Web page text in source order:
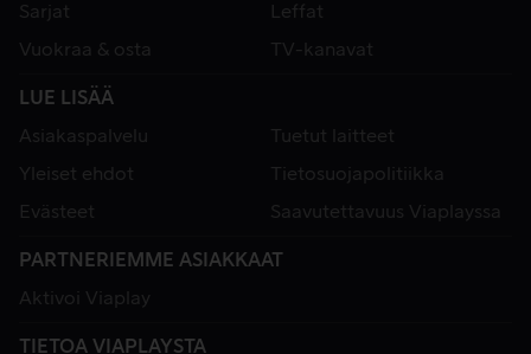
Sarjat
Leffat
Vuokraa & osta
TV-kanavat
LUE LISÄÄ
Asiakaspalvelu
Tuetut laitteet
Yleiset ehdot
Tietosuojapolitiikka
Evästeet
Saavutettavuus Viaplayssa
PARTNERIEMME ASIAKKAAT
Aktivoi Viaplay
TIETOA VIAPLAYSTA